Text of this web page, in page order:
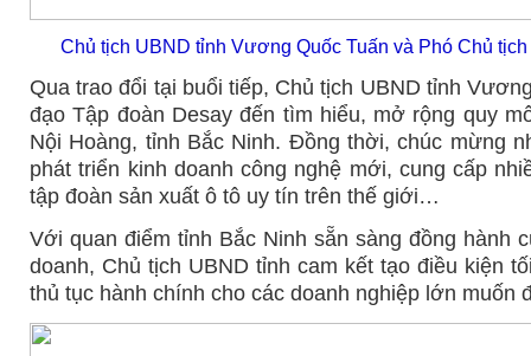
Chủ tịch UBND tỉnh Vương Quốc Tuấn và Phó Chủ
Qua trao đổi tại buổi tiếp, Chủ tịch UBND tỉnh
đạo Tập đoàn Desayđến tìm hiểu, mở rộng quy
Nội Hoàng, tỉnh Bắc Ninh. Đồng thời, chúc mừng
phát triển kinh doanh công nghệ mới, cung cấp
tập đoàn sản xuất ô tô uy tín trên thế giới…
Với quan điểm tỉnh Bắc Ninh sẵn sàng đồng hành
doanh, Chủ tịch UBND tỉnh cam kết tạo điều kiện
thủ tục hành chính cho các doanh nghiệp lớn